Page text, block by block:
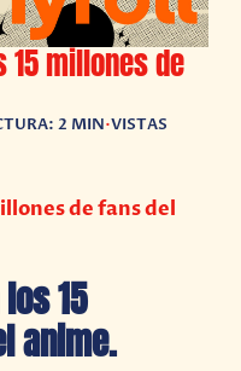
millones de
2 MIN•VISTAS
de fans del
15
anime.